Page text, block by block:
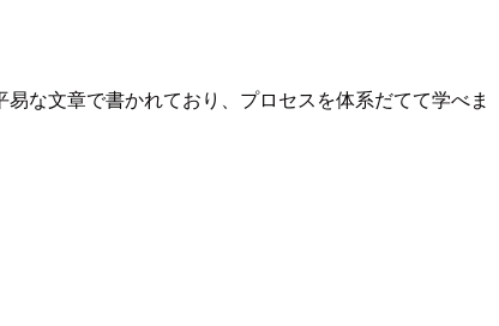
な文章で書かれており、プロセスを体系だてて学べま